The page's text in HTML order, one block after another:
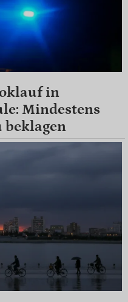
in
Mindestens
beklagen